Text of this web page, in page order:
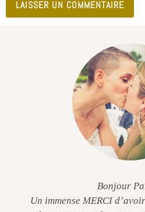
Bonjour
Un immense MERCI